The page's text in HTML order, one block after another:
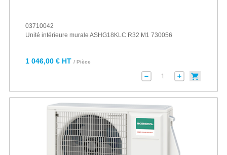
03710042
Unité intérieure murale ASHG18KLC R32 M1 730056
1 046,00 € HT / Pièce